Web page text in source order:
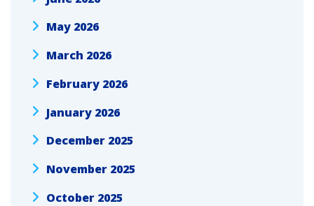
May 2026
March 2026
February 2026
January 2026
December 2025
November 2025
October 2025